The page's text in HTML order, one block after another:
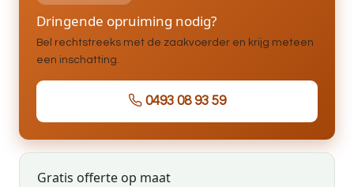
Dringende opruiming nodig?
Bel rechtstreeks met de zaakvoerder en krijg meteen
een inschatting.
0493 08 93 59
Gratis offerte op maat